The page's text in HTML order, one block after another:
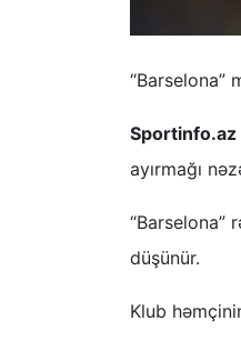
“Barselona”
Sportinfo.az
ayırmağı
“Barselona”
düşünür.
Klub